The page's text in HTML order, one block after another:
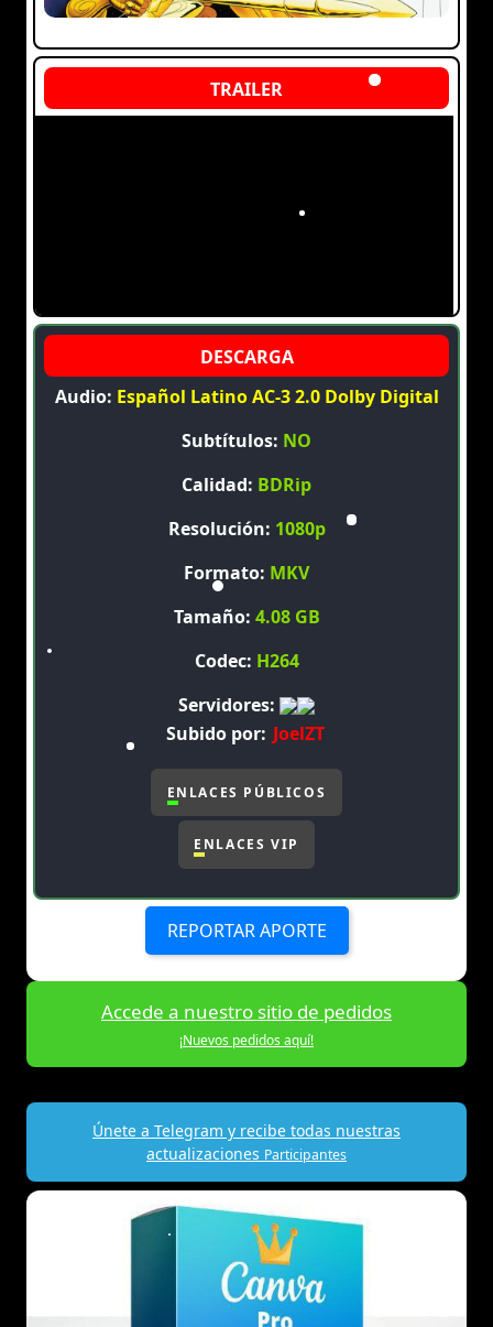
Audio: Español Latino AC-3 2.0 Dolby Digital
Subtítulos: NO
Calidad: BDRip
Resolución: 1080p
Formato: MKV
Tamaño: 4.08 GB
Codec: H264
Servidores:
Subido por: JoelZT
ENLACES PÚBLICOS
ENLACES VIP
REPORTAR APORTE
Accede a nuestro sitio de pedidos
¡Nuevos pedidos aquí!
Únete a Telegram y recibe todas nuestras
actualizaciones Participantes